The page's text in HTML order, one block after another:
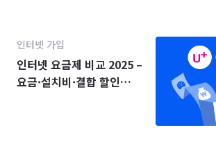
인터넷 가입
인터넷 요금제 비교 2025 –
요금·설치비·결합 할인